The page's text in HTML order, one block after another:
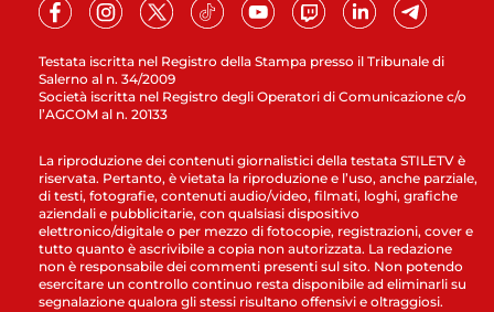
Testata iscritta nel Registro della Stampa presso il Tribunale di
Salerno al n. 34/2009
Società iscritta nel Registro degli Operatori di Comunicazione c/o
l’AGCOM al n. 20133
La riproduzione dei contenuti giornalistici della testata STILETV è
riservata. Pertanto, è vietata la riproduzione e l’uso, anche parziale,
di testi, fotografie, contenuti audio/video, filmati, loghi, grafiche
aziendali e pubblicitarie, con qualsiasi dispositivo
elettronico/digitale o per mezzo di fotocopie, registrazioni, cover e
tutto quanto è ascrivibile a copia non autorizzata. La redazione
non è responsabile dei commenti presenti sul sito. Non potendo
esercitare un controllo continuo resta disponibile ad eliminarli su
segnalazione qualora gli stessi risultano offensivi e oltraggiosi.